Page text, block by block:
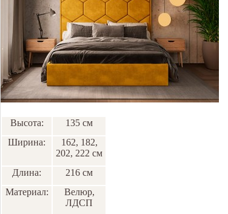
Высота:
135 см
Ширина:
162, 182,
202, 222 см
Длина:
216 см
Материал:
Велюр,
ЛДСП